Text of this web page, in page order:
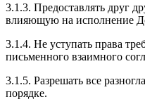
3.1.3. Предоставлять друг
влияющую на исполнение
3.1.4. Не уступать права
письменного взаимного
3.1.5. Разрешать все
порядке.